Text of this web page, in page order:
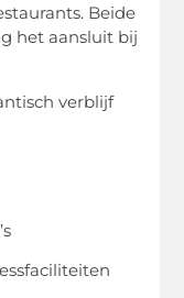
Beide
het aansluit bij
verblijf